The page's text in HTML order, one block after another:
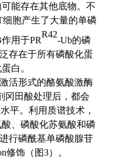
能存在其他底物。 不
细胞产生了大量的单磷
作用于PR
R42
-Ub的磷
存在于所有磷酸化蛋
白。
活形式的酪氨酸激酶
冈田酸处理后 ，都会
平。 利用 质谱技术，
、磷酸化苏氨酸和磷
行磷酰基单磷酸腺苷
修饰 （图3） 。